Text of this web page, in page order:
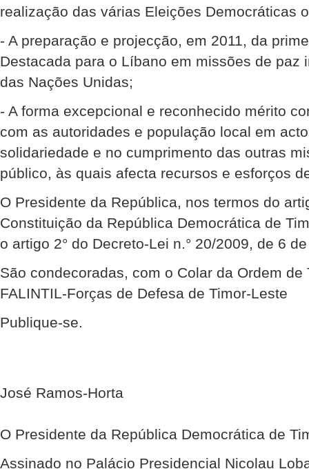
realização das várias Eleições Democráticas
- A preparação e projecção, em 2011, da
Destacada para o Líbano em missões de paz
das Nações Unidas;
- A forma excepcional e reconhecido mérito
com as autoridades e população local em
solidariedade e no cumprimento das outras
público, às quais afecta recursos e esforços
O Presidente da República, nos termos do
Constituição da República Democrática de
o artigo 2° do Decreto-Lei n.° 20/2009, de 6
São condecoradas, com o Colar da Ordem de
FALINTIL-Forças de Defesa de Timor-Leste
Publique-se.
José Ramos-Horta
O Presidente da República Democrática de
Assinado no Palácio Presidencial Nicolau